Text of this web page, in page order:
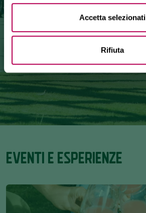
Accetta selezionati
Rifiuta
VISITA LE CANTINE
EVENTI E ESPERIENZE